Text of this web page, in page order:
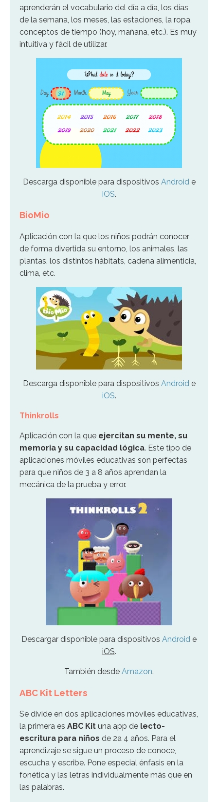
aprenderán el vocabulario del día a día, los días
de la semana, los meses, las estaciones, la ropa,
conceptos de tiempo (hoy, mañana, etc.). Es muy
intuitiva y fácil de utilizar.
Descarga disponible para dispositivos Android e
iOS.
BioMio
Aplicación con la que los niños podrán conocer
de forma divertida su entorno, los animales, las
plantas, los distintos hábitats, cadena alimenticia,
clima, etc.
Descarga disponible para dispositivos Androide
iOS.
Thinkrolls
Aplicación con la que ejercitan su mente, su
memoria y su capacidad lógica. Este tipo de
aplicaciones móviles educativas son perfectas
para que niños de 3 a 8 años aprendan la
mecánica de la prueba y error.
Descargar disponible para dispositivos Android e
iOS.
También desde Amazon.
ABC Kit Letters
Se divide en dos aplicaciones móviles educativas,
la primera es ABC Kit una app de lecto-
escritura para niños de 2a 4 años. Para el
aprendizaje se sigue un proceso de conoce,
escucha y escribe. Pone especial énfasis en la
fonética y las letras individualmente más que en
las palabras.